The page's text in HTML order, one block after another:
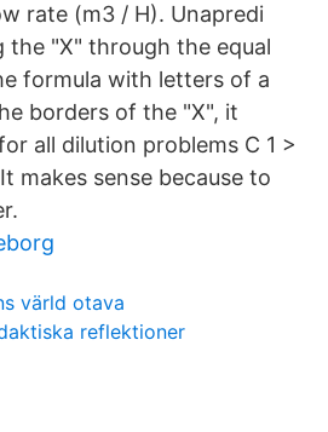
rate (m3 / H). Unapredi
the "X" through the equal
formula with letters of a
borders of the "X", it
all dilution problems C 1 >
makes sense because to
värld otava
reflektioner